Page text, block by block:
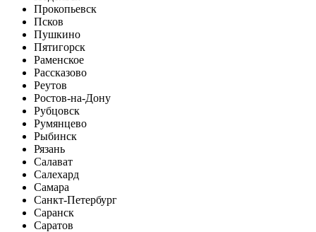
Прокопьевск
Псков
Пушкино
Пятигорск
Раменское
Рассказово
Реутов
Ростов-на-Дону
Рубцовск
Румянцево
Рыбинск
Рязань
Салават
Салехард
Самара
Санкт-Петербург
Саранск
Саратов